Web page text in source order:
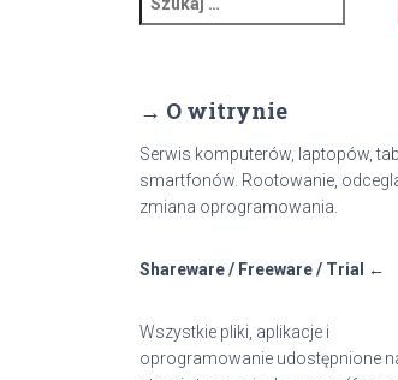
z
:
→ O witrynie
Serwis komputerów, laptopów,
smartfonów. Rootowanie,
zmiana oprogramowania.
Shareware / Freeware / Trial ←
Wszystkie pliki, aplikacje i
oprogramowanie udostępnione